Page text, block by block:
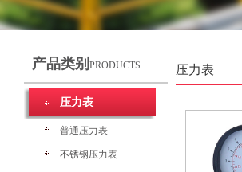
产品类别 PRODUCTS
压力表
普通压力表
不锈钢压力表
压力表